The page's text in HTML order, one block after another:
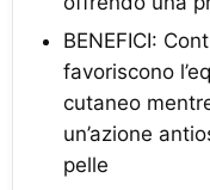
BENEFICI:
favoriscono
cutaneo
un’azione
pelle